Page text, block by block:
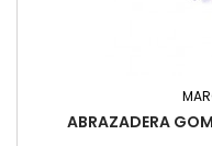
ABRAZADERA